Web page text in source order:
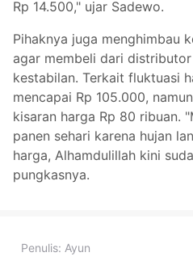
Rp 14.500," ujar Sadewo.
Pihaknya juga menghimbau
agar membeli dari
kestabilan. Terkait fluktuasi
mencapai Rp 105.000,
kisaran harga Rp 80 ribuan.
panen sehari karena hujan
harga, Alhamdulillah kini
pungkasnya.
Penulis: Ayun